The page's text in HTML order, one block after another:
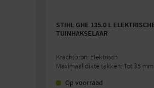
STIHL GHE 135.0 L
TUINHAKSELAAR
Krachtbron: Elektrisch
Maximaal dikte takken: Tot 35 mm
Op voorraad